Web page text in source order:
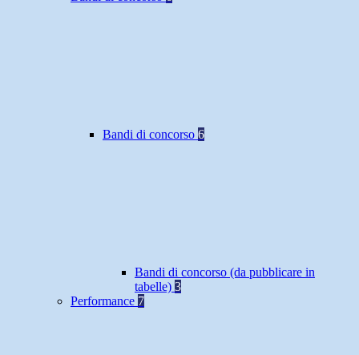
Bandi di concorso 6
Bandi di concorso (da pubblicare in
tabelle) 3
Performance 7